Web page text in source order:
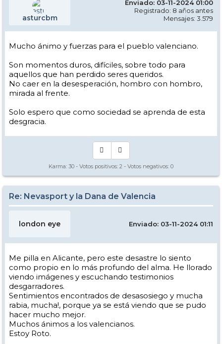
asturcbm
Enviado: 03-11-2024 01:00
Registrado: 8 años antes
Mensajes: 3.579
Mucho ánimo y fuerzas para el pueblo valenciano.
Son momentos duros, difíciles, sobre todo para
aquellos que han perdido seres queridos.
No caer en la desesperación, hombro con hombro,
mirada al frente.
Solo espero que como sociedad se aprenda de esta
desgracia.
Karma: 30 - Votos positivos: 2 - Votos negativos: 0
Re: Nevasport y la Dana de Valencia
london eye Enviado: 03-11-2024 01:11
Me pilla en Alicante, pero este desastre lo siento
como propio en lo más profundo del alma. He llorado
viendo imágenes y escuchando testimonios
desgarradores.
Sentimientos encontrados de desasosiego y mucha
rabia, mucha!, porque ya se está viendo que se pudo
hacer mucho mejor.
Muchos ánimos a los valencianos.
Estoy Roto.